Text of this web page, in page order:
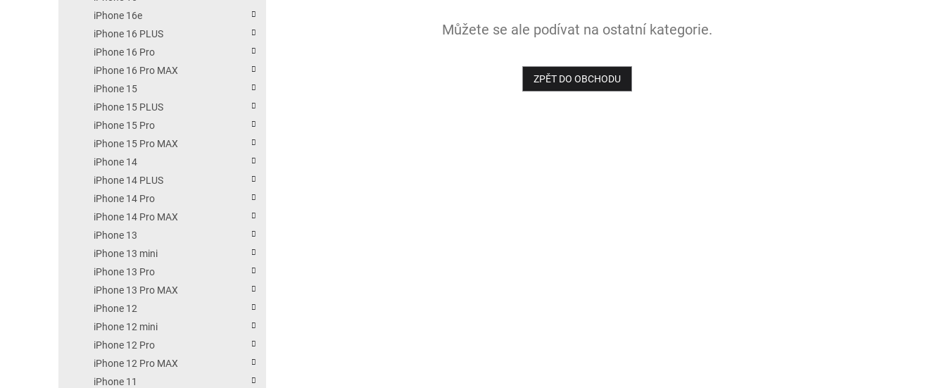
iPhone 16e
iPhone 16 PLUS
iPhone 16 Pro
iPhone 16 Pro MAX
iPhone 15
iPhone 15 PLUS
iPhone 15 Pro
iPhone 15 Pro MAX
iPhone 14
iPhone 14 PLUS
iPhone 14 Pro
iPhone 14 Pro MAX
iPhone 13
iPhone 13 mini
iPhone 13 Pro
iPhone 13 Pro MAX
iPhone 12
iPhone 12 mini
iPhone 12 Pro
iPhone 12 Pro MAX
iPhone 11
Můžete se ale podívat na ostatní kategorie.
ZPĚT DO OBCHODU